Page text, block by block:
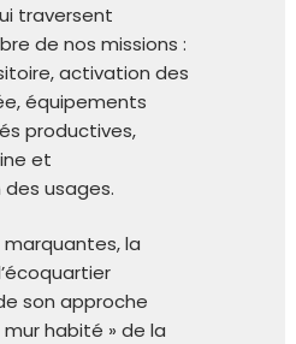
traversent
de nos missions :
activation des
équipements
productives,
et
usages.
marquantes, la
son approche
habité » de la